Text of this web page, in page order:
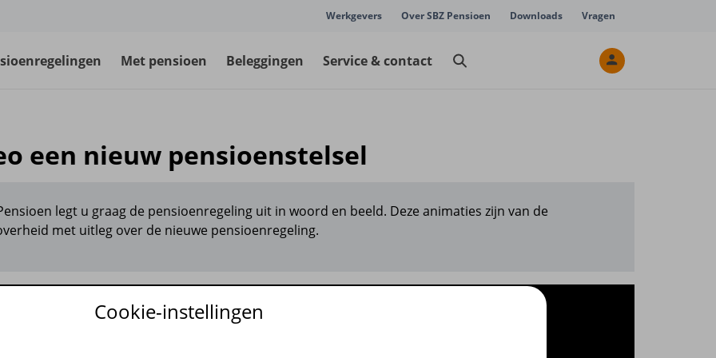
Werkgevers Over SBZ Pensioen Downloads Vragen
Met pensioen Beleggingen Service & contact
een nieuw pensioenstelsel
legt u graag de pensioenregeling uit in woord en beeld. Deze animaties zijn van de
met uitleg over de nieuwe pensioenregeling.
Cookie-instellingen